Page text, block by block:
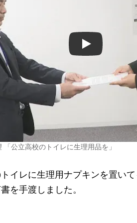
Play
公立高校のトイレに生理用品を」
イレに生理用ナプキンを置い
を手渡しました。